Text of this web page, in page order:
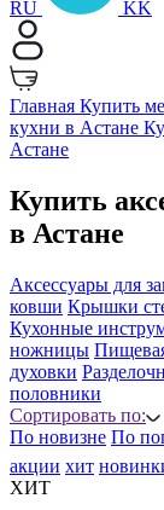
RU KK
Главная Купить
кухни в Астане
Астане
Купить
в Астане
Аксессуары для
ковши Крышки
Кухонные
ножницы
духовки
половники
Сортировать по:
По новизне По
акции хит
ХИТ